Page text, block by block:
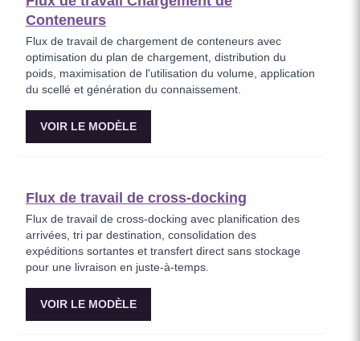
Conteneurs
Flux de travail de chargement de conteneurs avec
optimisation du plan de chargement, distribution du
poids, maximisation de l'utilisation du volume, application
du scellé et génération du connaissement.
VOIR LE MODÈLE
Flux de travail de cross-docking
Flux de travail de cross-docking avec planification des
arrivées, tri par destination, consolidation des
expéditions sortantes et transfert direct sans stockage
pour une livraison en juste-à-temps.
VOIR LE MODÈLE